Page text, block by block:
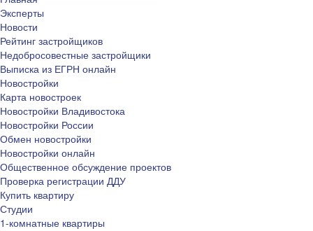
Эксперты
Новости
Рейтинг застройщиков
Недобросовестные застройщики
Выписка из ЕГРН онлайн
Новостройки
Карта новостроек
Новостройки Владивостока
Новостройки России
Обмен новостройки
Новостройки онлайн
Общественное обсуждение проектов
Проверка регистрации ДДУ
Купить квартиру
Студии
1-комнатные квартиры